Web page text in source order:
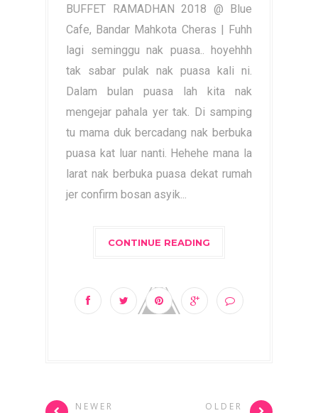
BUFFET RAMADHAN 2018 @ Blue
Cafe, Bandar Mahkota Cheras | Fuhh
lagi seminggu nak puasa.. hoyehhh
tak sabar pulak nak puasa kali ni.
Dalam bulan puasa lah kita nak
mengejar pahala yer tak. Di samping
tu mama duk bercadang nak berbuka
puasa kat luar nanti. Hehehe mana la
larat nak berbuka puasa dekat rumah
jer confirm bosan asyik...
CONTINUE READING
NEWER OLDER